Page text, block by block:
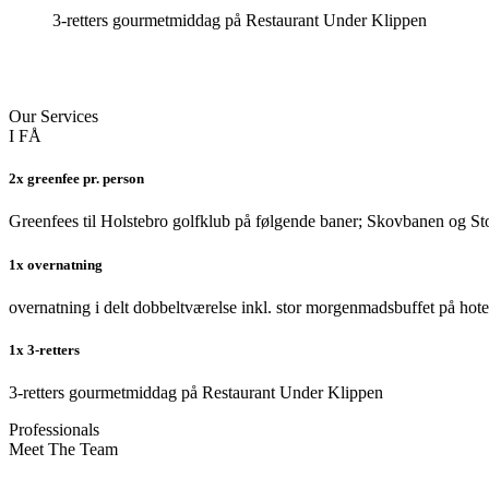
3-retters gourmetmiddag på Restaurant Under Klippen
Our Services
I FÅ
2x greenfee pr. person
Greenfees til Holstebro golfklub på følgende baner; Skovbanen og
1x overnatning
overnatning i delt dobbeltværelse inkl. stor morgenmadsbuffet på
1x 3-retters
3-retters gourmetmiddag på Restaurant Under Klippen
Professionals
Meet The Team